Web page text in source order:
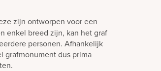
zijn ontworpen voor een
enkel breed zijn, kan het graf
personen. Afhankelijk
grafmonument dus prima